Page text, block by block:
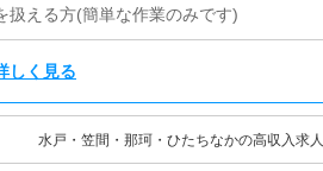
える方(簡単な作業のみです)
しく見る
水戸・笠間・那珂・ひたちなかの高収入求人